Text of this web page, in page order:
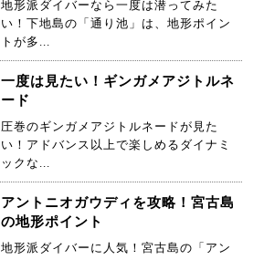
地形派ダイバーなら一度は潜ってみた
い！下地島の「通り池」は、地形ポイン
トが多...
一度は見たい！ギンガメアジトルネ
ード
圧巻のギンガメアジトルネードが見た
い！アドバンス以上で楽しめるダイナミ
ックな...
アントニオガウディを攻略！宮古島
の地形ポイント
地形派ダイバーに人気！宮古島の「アン